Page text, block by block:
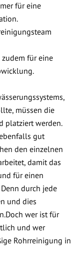
für eine
für eine
müssen die
platziert werden.
gut
den einzelnen
damit das
für einen
durch jede
und dies
wer ist für
und wer
Rohrreinigung in